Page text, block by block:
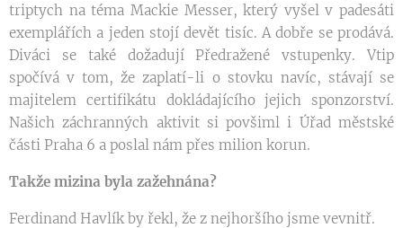
triptych na téma Mackie Messer, který vyšel v padesáti
exemplářích a jeden stojí devět tisíc. A dobře se prodává.
Diváci se také dožadují Předražené vstupenky. Vtip
spočívá v tom, že zaplatí-li o stovku navíc, stávají se
majitelem certifikátu dokládajícího jejich sponzorství.
Našich záchranných aktivit si povšiml i Úřad městské
části Praha 6 a poslal nám přes milion korun.
Takže mizina byla zažehnána?
Ferdinand Havlík by řekl, že z nejhoršího jsme vevnitř.